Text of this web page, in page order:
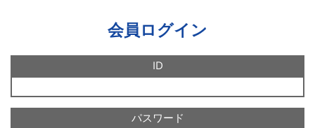
会員ログイン
ID
パスワード